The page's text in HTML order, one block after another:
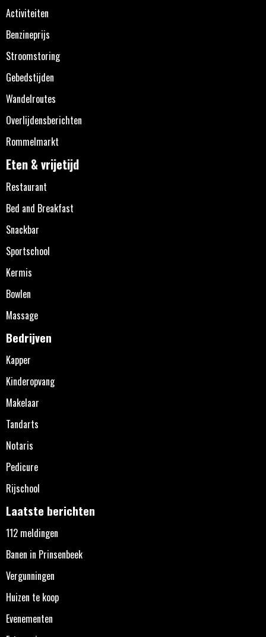
Activiteiten
Benzineprijs
Stroomstoring
Gebedstijden
Wandelroutes
Overlijdensberichten
Rommelmarkt
Eten & vrijetijd
Restaurant
Bed and Breakfast
Snackbar
Sportschool
Kermis
Bowlen
Massage
Bedrijven
Kapper
Kinderopvang
Makelaar
Tandarts
Notaris
Pedicure
Rijschool
Laatste berichten
112 meldingen
Banen in Prinsenbeek
Vergunningen
Huizen te koop
Evenementen